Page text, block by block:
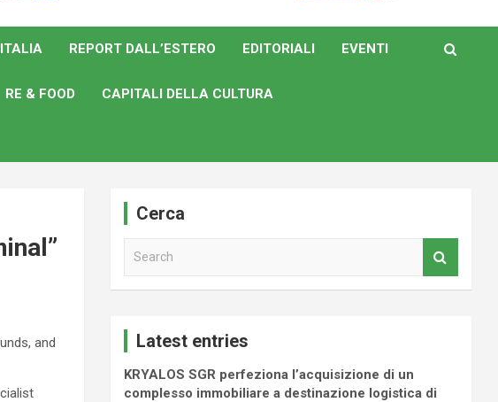
REPORT DALL’ESTERO EDITORIALI EVENTI
RE & FOOD CAPITALI DELLA CULTURA
and
Cerca
Latest entries
KRYALOS SGR perfeziona l’acquisizione di un
complesso immobiliare a destinazione logistica di